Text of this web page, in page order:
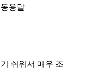
용달
쉬워서 매우 조